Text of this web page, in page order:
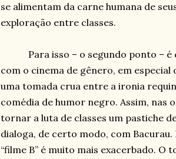
se alimentam da carne humana de
exploração entre classes.
Para isso – o segundo ponto –
com o cinema de gênero, em
uma tomada crua entre a ironia
comédia de humor negro. Assim, nas
tornar a luta de classes um pastiche
dialoga, de certo modo, com
“filme B” é muito mais exacerbado.